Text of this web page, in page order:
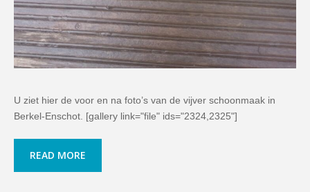
U ziet hier de voor en na foto’s van de vijver schoonmaak in
Berkel-Enschot. [gallery link="file" ids="2324,2325"]
READ MORE